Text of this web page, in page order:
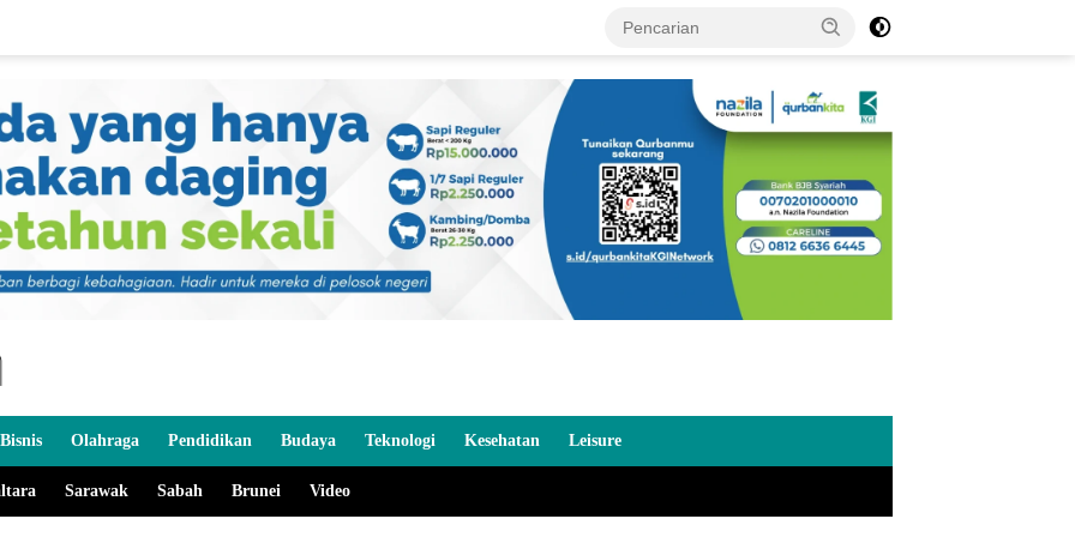
Olahraga Pendidikan Budaya Teknologi Kesehatan Leisure
Sarawak Sabah Brunei Video